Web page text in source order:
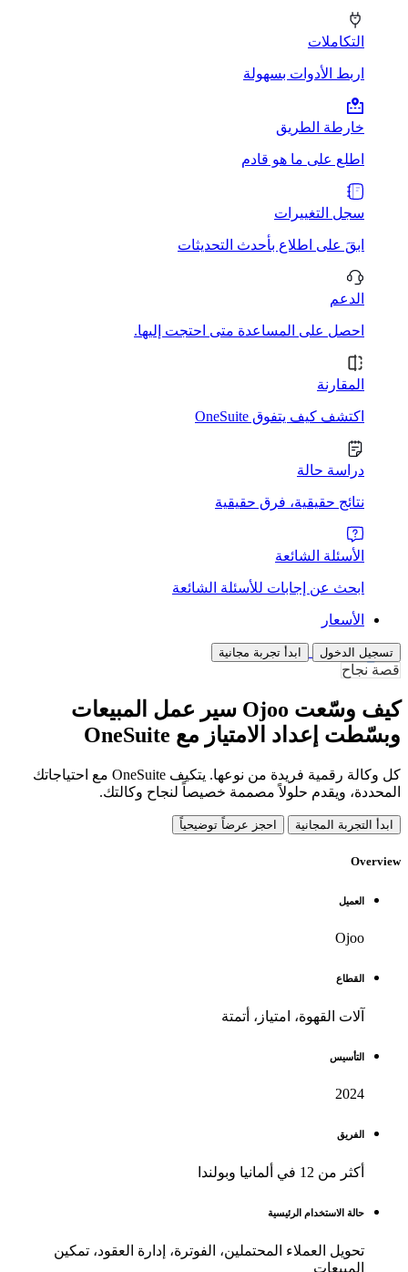
التكاملات
اربط الأدوات بسهولة
خارطة الطريق
اطلع على ما هو قادم
سجل التغييرات
ابقَ على اطلاع بأحدث التحديثات
الدعم
احصل على المساعدة متى احتجت إليها.
المقارنة
اكتشف كيف يتفوق OneSuite
دراسة حالة
نتائج حقيقية، فرق حقيقية
الأسئلة الشائعة
ابحث عن إجابات للأسئلة الشائعة
الأسعار
تسجيل الدخول ابدأ تجربة مجانية
قصة نجاح
كيف وسّعت Ojoo سير عمل المبيعات
وبسّطت إعداد الامتياز مع OneSuite
كل وكالة رقمية فريدة من نوعها. يتكيف OneSuite مع احتياجاتك
المحددة، ويقدم حلولاً مصممة خصيصاً لنجاح وكالتك.
ابدأ التجربة المجانية احجز عرضاً توضيحياً
Overview
العميل
Ojoo
القطاع
آلات القهوة، امتياز، أتمتة
التأسيس
2024
الفريق
أكثر من 12 في ألمانيا وبولندا
حالة الاستخدام الرئيسية
تحويل العملاء المحتملين، الفوترة، إدارة العقود، تمكين
المبيعات